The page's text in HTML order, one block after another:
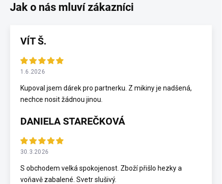
VÍT Š.
1.6.2026
Kupoval jsem dárek pro partnerku. Z mikiny je nadšená,
nechce nosit žádnou jinou.
DANIELA STAREČKOVÁ
30.3.2026
S obchodem velká spokojenost. Zboží přišlo hezky a
voňavě zabalené. Svetr slušivý.